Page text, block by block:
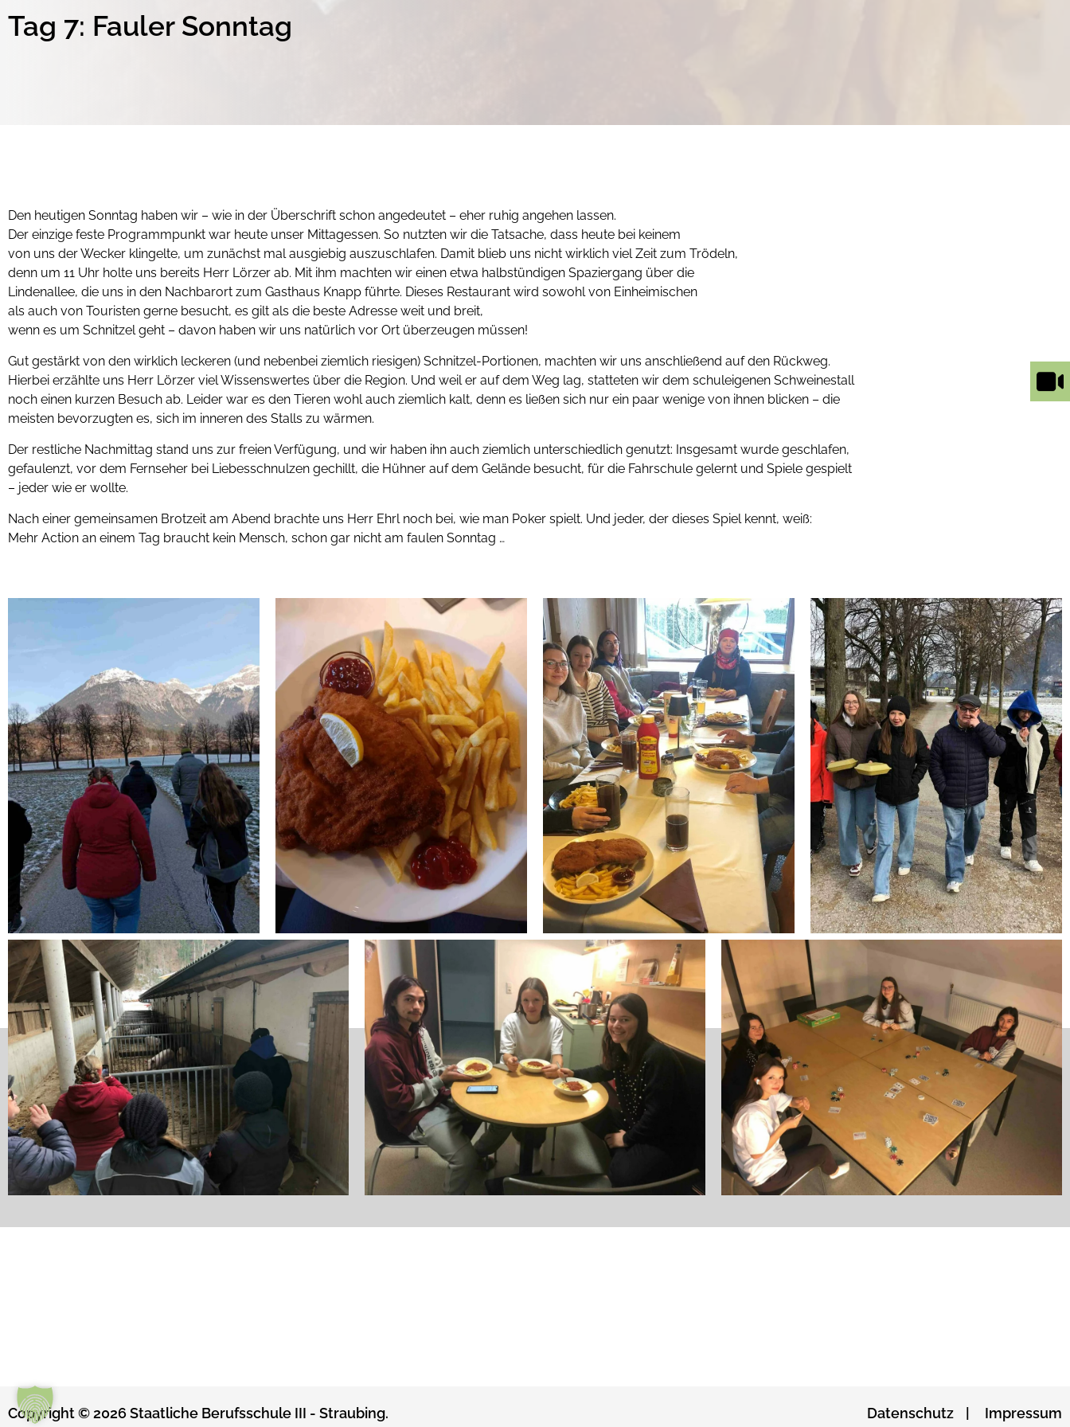
Tag 7: Fauler Sonntag
Den heutigen Sonntag haben wir – wie in der Überschrift schon angedeutet – eher ruhig angehen lassen.
Der einzige feste Programmpunkt war heute unser Mittagessen. So nutzten wir die Tatsache, dass heute bei keinem
von uns der Wecker klingelte, um zunächst mal ausgiebig auszuschlafen. Damit blieb uns nicht wirklich viel Zeit zum Trödeln,
denn um 11 Uhr holte uns bereits Herr Lörzer ab. Mit ihm machten wir einen etwa halbstündigen Spaziergang über die
Lindenallee, die uns in den Nachbarort zum Gasthaus Knapp führte. Dieses Restaurant wird sowohl von Einheimischen
als auch von Touristen gerne besucht, es gilt als die beste Adresse weit und breit,
wenn es um Schnitzel geht – davon haben wir uns natürlich vor Ort überzeugen müssen!
Gut gestärkt von den wirklich leckeren (und nebenbei ziemlich riesigen) Schnitzel-Portionen, machten wir uns anschließend auf den Rückweg.
Hierbei erzählte uns Herr Lörzer viel Wissenswertes über die Region. Und weil er auf dem Weg lag, statteten wir dem schuleigenen Schweinestall
noch einen kurzen Besuch ab. Leider war es den Tieren wohl auch ziemlich kalt, denn es ließen sich nur ein paar wenige von ihnen blicken – die
meisten bevorzugten es, sich im inneren des Stalls zu wärmen.
Der restliche Nachmittag stand uns zur freien Verfügung, und wir haben ihn auch ziemlich unterschiedlich genutzt: Insgesamt wurde geschlafen,
gefaulenzt, vor dem Fernseher bei Liebesschnulzen gechillt, die Hühner auf dem Gelände besucht, für die Fahrschule gelernt und Spiele gespielt
– jeder wie er wollte.
Nach einer gemeinsamen Brotzeit am Abend brachte uns Herr Ehrl noch bei, wie man Poker spielt. Und jeder, der dieses Spiel kennt, weiß:
Mehr Action an einem Tag braucht kein Mensch, schon gar nicht am faulen Sonntag …
Copyright © 2026 Staatliche Berufsschule III - Straubing. Datenschutz Impressum